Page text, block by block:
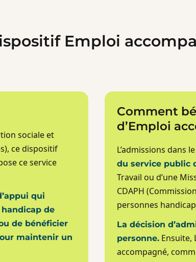
Emploi
sociale et
ce dispositif
ce service
qui
de
de bénéficier
maintenir un
Comment
d’Emploi
L’admissions dans
du service public
Travail ou d’une
CDAPH
personnes
La décision
personne. Ensuite,
accompagné,